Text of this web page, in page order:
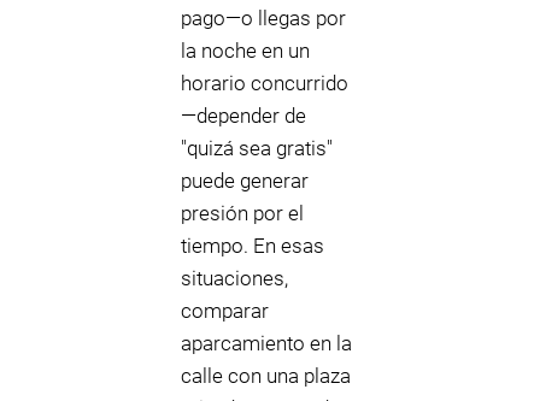
pago—o llegas por
la noche en un
horario concurrido
—depender de
"quizá sea gratis"
puede generar
presión por el
tiempo. En esas
situaciones,
comparar
aparcamiento en la
calle con una plaza